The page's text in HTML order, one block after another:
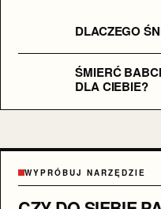
DLACZEGO
ŚMIERĆ
DLA CIEBIE?
WYPRÓBUJ NARZĘDZIE